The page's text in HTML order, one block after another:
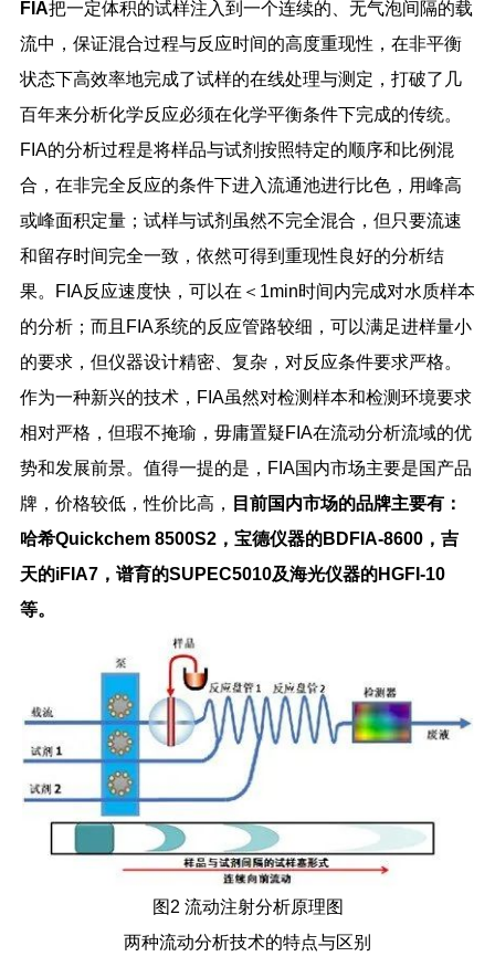
FIA把一定体积的试样注入到一个连续的、无气泡间隔的载
流中，保证混合过程与反应时间的高度重现性，在非平衡
状态下高效率地完成了试样的在线处理与测定，打破了几
百年来分析化学反应必须在化学平衡条件下完成的传统。
FIA的分析过程是将样品与试剂按照特定的顺序和比例混
合，在非完全反应的条件下进入流通池进行比色，用峰高
或峰面积定量；试样与试剂虽然不完全混合，但只要流速
和留存时间完全一致，依然可得到重现性良好的分析结
果。
FIA反应速度快，可以在＜ 1min时间内完成对水质样本
的分析；而且 FIA系统的反应管路较细，可以满足进样量小
的要求，但仪器设计精密、复杂，对反应条件要求严格。
作为一种新兴的技术， FIA虽然对检测样本和检测环境要求
相对严格，但瑕不掩瑜，毋庸置疑FIA在流动分析流域的优
势和发展前景。值得一提的是， FIA国内市场主要是国产品
牌，价格较低，性价比高，
目前国内市场的品牌主要有：
哈希Quickchem 8500S2，宝德仪器的BDFIA-8600，吉
天的iFIA7，谱育的SUPEC5010及海光仪器的HGFI-10
等。
图2 流动注射分析原理图
两种流动分析技术的特点与区别